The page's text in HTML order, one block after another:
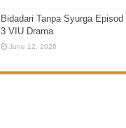
Bidadari Tanpa Syurga Episod
3 VIU Drama
June 12, 2026